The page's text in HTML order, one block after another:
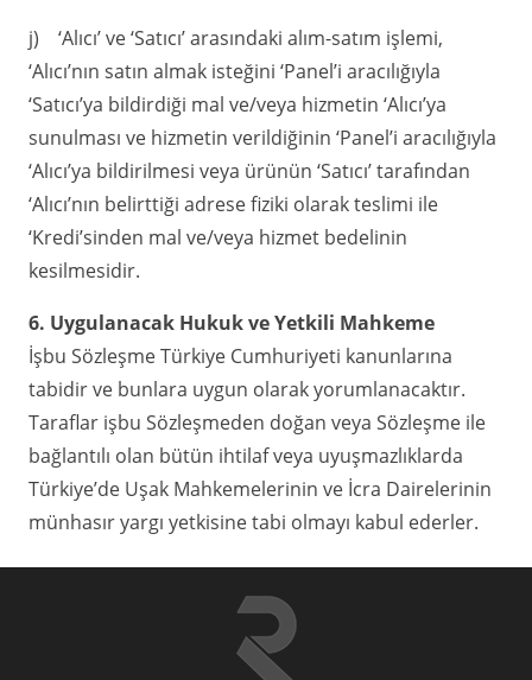
j) ‘Alıcı’ ve ‘Satıcı’ arasındaki alım-satım işlemi,
‘Alıcı’nın satın almak isteğini ‘Panel’i aracılığıyla
‘Satıcı’ya bildirdiği mal ve/veya hizmetin ‘Alıcı’ya
sunulması ve hizmetin verildiğinin ‘Panel’i aracılığıyla
‘Alıcı’ya bildirilmesi veya ürünün ‘Satıcı’ tarafından
‘Alıcı’nın belirttiği adrese fiziki olarak teslimi ile
‘Kredi’sinden mal ve/veya hizmet bedelinin
kesilmesidir.
6. Uygulanacak Hukuk ve Yetkili Mahkeme
İşbu Sözleşme Türkiye Cumhuriyeti kanunlarına
tabidir ve bunlara uygun olarak yorumlanacaktır.
Taraflar işbu Sözleşmeden doğan veya Sözleşme ile
bağlantılı olan bütün ihtilaf veya uyuşmazlıklarda
Türkiye’de Uşak Mahkemelerinin ve İcra Dairelerinin
münhasır yargı yetkisine tabi olmayı kabul ederler.